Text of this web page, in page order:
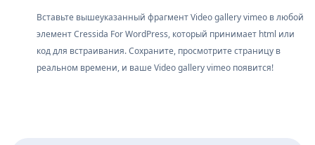
Вставьте вышеуказанный фрагмент Video gallery vimeo в любой
элемент Cressida For WordPress, который принимает html или
код для встраивания. Сохраните, просмотрите страницу в
реальном времени, и ваше Video gallery vimeo появится!